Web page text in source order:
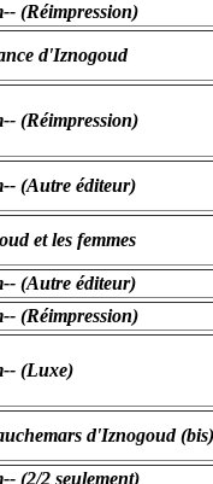
(Réimpression)
d'Iznogoud
(Réimpression)
(Autre éditeur)
et les femmes
(Autre éditeur)
(Réimpression)
(Luxe)
d'Iznogoud (bis)
(2/2 seulement)